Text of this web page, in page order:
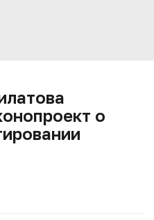
о